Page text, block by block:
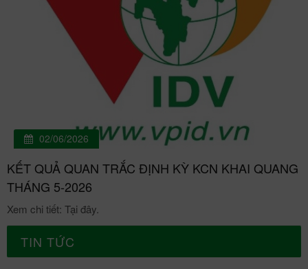
02/06/2026
KẾT QUẢ QUAN TRẮC ĐỊNH KỲ KCN KHAI QUANG
THÁNG 5-2026
Xem chi tiết: Tại đây.
TIN TỨC